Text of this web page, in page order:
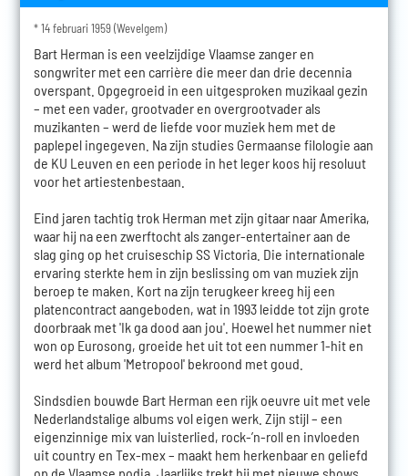
* 14 februari 1959 (Wevelgem)
Bart Herman is een veelzijdige Vlaamse zanger en
songwriter met een carrière die meer dan drie decennia
overspant. Opgegroeid in een uitgesproken muzikaal gezin
– met een vader, grootvader en overgrootvader als
muzikanten – werd de liefde voor muziek hem met de
paplepel ingegeven. Na zijn studies Germaanse filologie aan
de KU Leuven en een periode in het leger koos hij resoluut
voor het artiestenbestaan.
Eind jaren tachtig trok Herman met zijn gitaar naar Amerika,
waar hij na een zwerftocht als zanger-entertainer aan de
slag ging op het cruiseschip SS Victoria. Die internationale
ervaring sterkte hem in zijn beslissing om van muziek zijn
beroep te maken. Kort na zijn terugkeer kreeg hij een
platencontract aangeboden, wat in 1993 leidde tot zijn grote
doorbraak met 'Ik ga dood aan jou'. Hoewel het nummer niet
won op Eurosong, groeide het uit tot een nummer 1-hit en
werd het album 'Metropool' bekroond met goud.
Sindsdien bouwde Bart Herman een rijk oeuvre uit met vele
Nederlandstalige albums vol eigen werk. Zijn stijl – een
eigenzinnige mix van luisterlied, rock-’n-roll en invloeden
uit country en Tex-mex – maakt hem herkenbaar en geliefd